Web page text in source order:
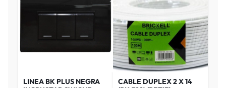
LINEA BK PLUS NEGRA
CABLE DUPLEX 2 X 14